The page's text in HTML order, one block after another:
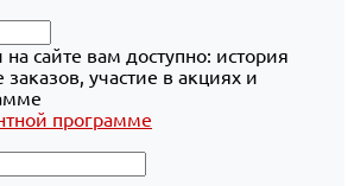
сайте вам доступно: история
заказов, участие в акциях и
программе